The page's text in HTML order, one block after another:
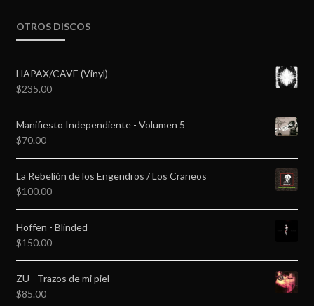
OTROS DISCOS
HAPAX/CAVE (Vinyl)
$235.00
Manifiesto Independiente - Volumen 5
$70.00
La Rebelión de los Engendros / Los Craneos
$100.00
Hoffen - Blinded
$150.00
ZÜ - Trazos de mi piel
$85.00